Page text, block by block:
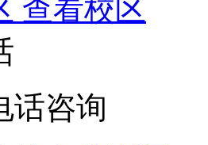
查看校区
话咨询